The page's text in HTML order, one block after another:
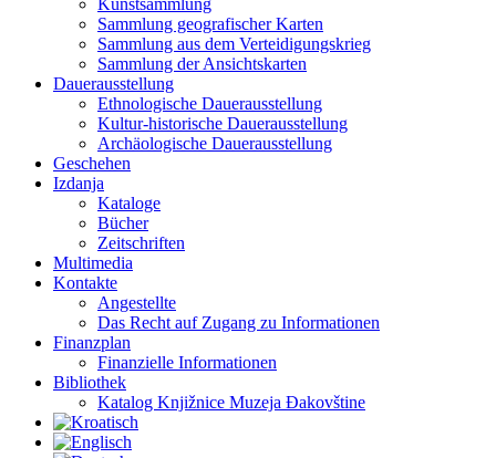
Kunstsammlung
Sammlung geografischer Karten
Sammlung aus dem Verteidigungskrieg
Sammlung der Ansichtskarten
Dauerausstellung
Ethnologische Dauerausstellung
Kultur-historische Dauerausstellung
Archäologische Dauerausstellung
Geschehen
Izdanja
Kataloge
Bücher
Zeitschriften
Multimedia
Kontakte
Angestellte
Das Recht auf Zugang zu Informationen
Finanzplan
Finanzielle Informationen
Bibliothek
Katalog Knjižnice Muzeja Đakovštine